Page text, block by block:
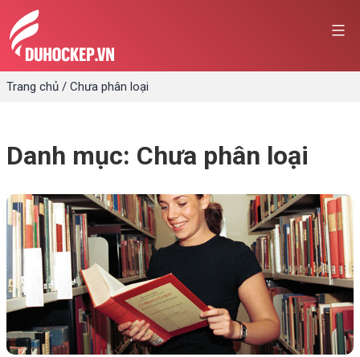
Skip
to
content
Trang chủ / Chưa phân loại
Danh mục: Chưa phân loại